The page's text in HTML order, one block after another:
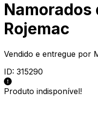
Namorados
Rojemac
Vendido e entregue por
ID: 315290
Produto indisponível!